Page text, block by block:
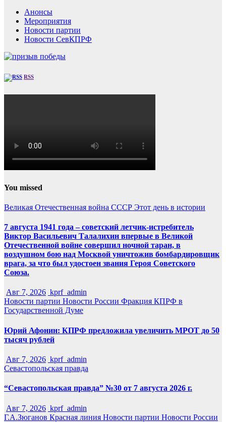
Анонсы
Мероприятия
Новости партии
Новости СевКПРФ
RSS
You missed
Великая Отечественная война СССР Этот день в истории
7 августа 1941 года – советский летчик-истребитель
Виктор Васильевич Талалихин впервые в Великой
Отечественной войне совершил ночной таран, в
воздушном бою над Москвой уничтожив бомбардировщик
врага, за что был удостоен звания Героя Советского
Союза.
Авг 7, 2026 kprf_admin
Новости партии Новости России Фракция КПРФ в
Государственной Думе
Юрий Афонин: КПРФ предложила увеличить МРОТ до 50
тысяч рублей
Авг 7, 2026 kprf_admin
Севастопольская правда
“Севастопольская правда” №30 от 7 августа 2026 г.
Авг 7, 2026 kprf_admin
Г.А.Зюганов Красная линия Новости партии Новости России